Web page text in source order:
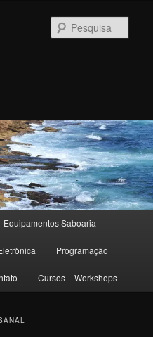
Equipamentos Saboaria
Programação
Cursos – Workshops